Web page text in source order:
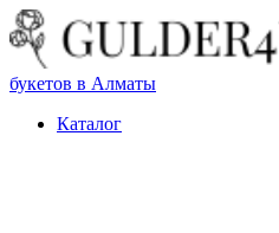
букетов в Алматы
Каталог